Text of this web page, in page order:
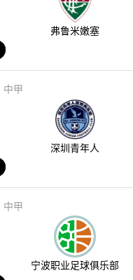
弗鲁米嫩塞
中甲
深圳青年人
中甲
宁波职业足球俱乐部